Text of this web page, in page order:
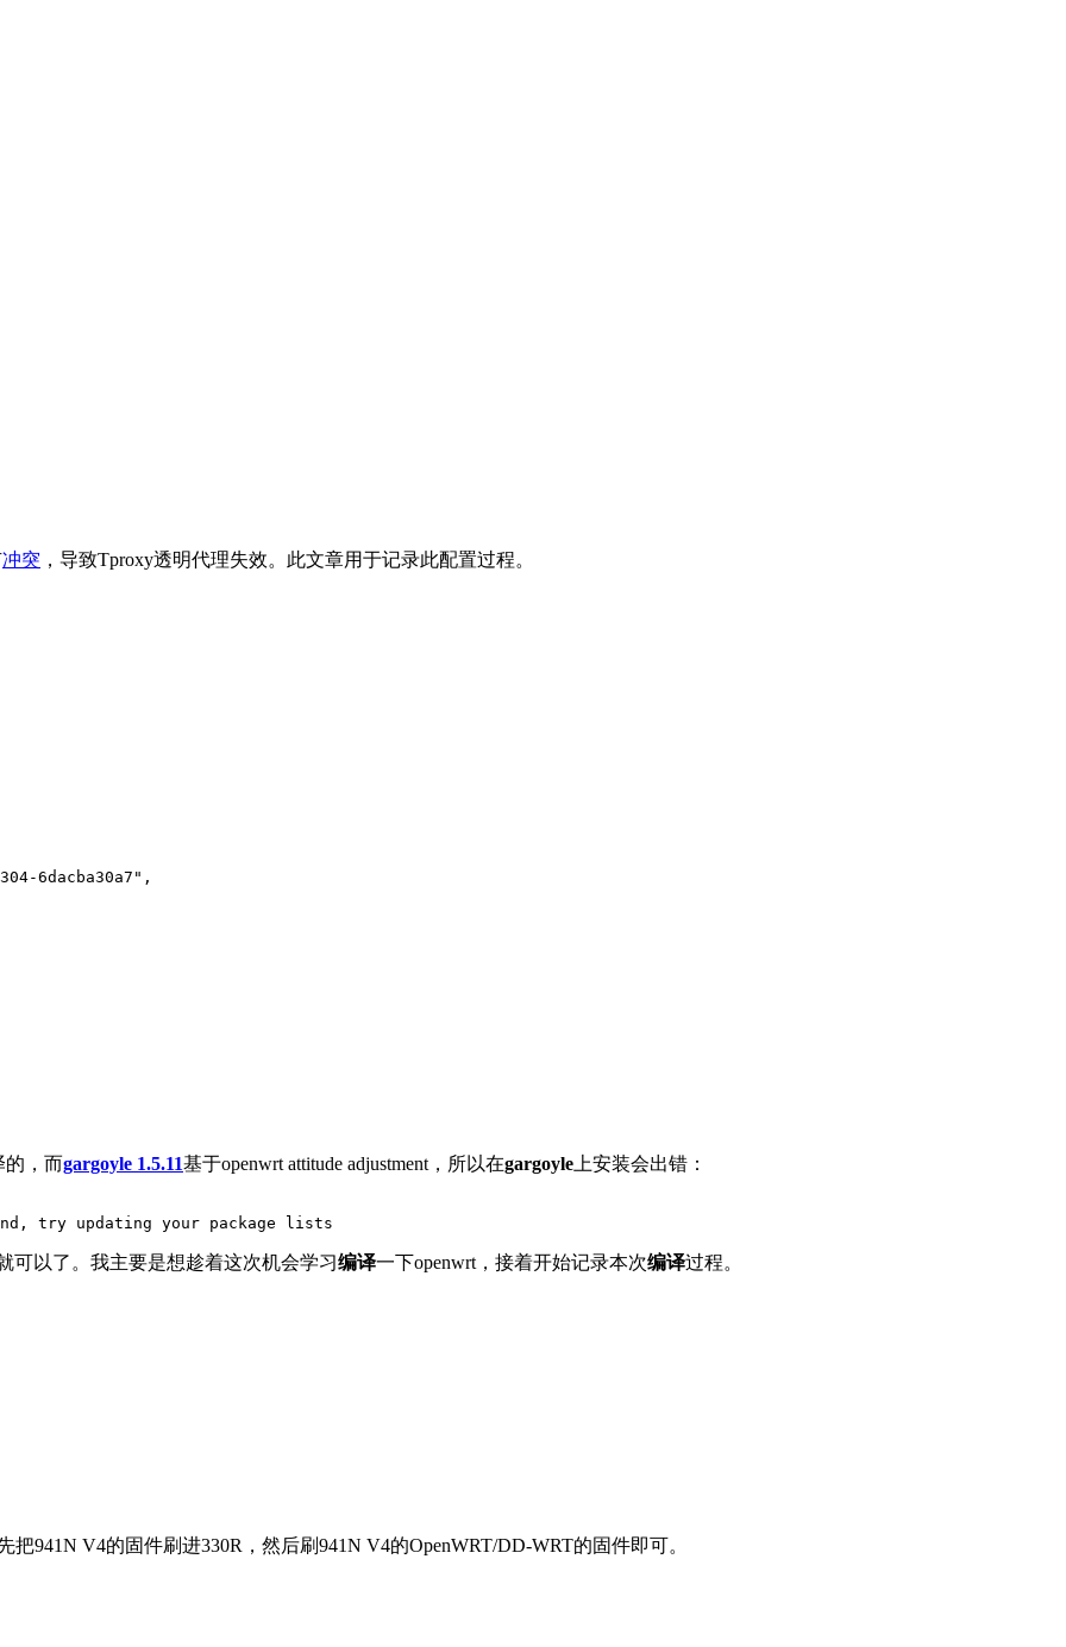
冲突 ，导致Tproxy透明代理失效。此文章用于记录此配置过程。
6dacba30a7",
的，而gargoyle 1.5.11基于openwrt attitude adjustment，所以在gargoyle 上安装会出错：
try updating your package lists
可以了。我主要是想趁着这次机会学习编译一下openwrt，接着开始记录本次编译过程。
941N V4的固件刷进330R，然后刷941N V4的OpenWRT/DD-WRT的固件即可。